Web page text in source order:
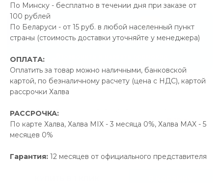
По Минску - бесплатно в течении дня при заказе от
100 рублей
По Беларуси - от 15 руб. в любой населенный пункт
страны (стоимость доставки уточняйте у менеджера)
ОПЛАТА:
Оплатить за товар можно наличными, банковской
картой, по безналичному расчету (цена с НДС), картой
рассрочки Халва
РАССРОЧКА:
По карте Халва, Халва MIX - 3 месяца 0%, Халва MAX - 5
месяцев 0%
Гарантия: 12 месяцев от официального представителя
ПРОМОКОД "ЛЕТО"
Экономия8.19 р.
В наличии
Новая цена
157.00 р. 165.19 р. 8.19 р.